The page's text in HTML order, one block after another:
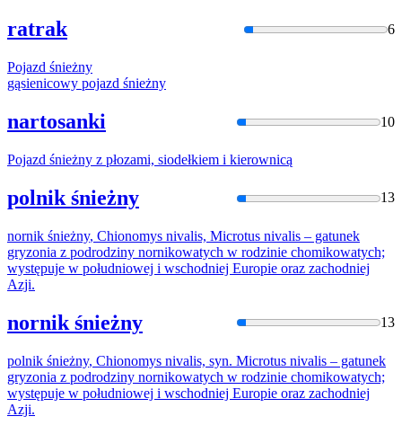
ratrak 6
Pojazd śnieżny
gąsienicowy pojazd śnieżny
nartosanki 10
Pojazd śnieżny z płozami, siodełkiem i kierownicą
polnik śnieżny 13
nornik śnieżny, Chionomys nivalis, Microtus nivalis – gatunek
gryzonia z podrodziny nornikowatych w rodzinie chomikowatych;
występuje w południowej i wschodniej Europie oraz zachodniej
Azji.
nornik śnieżny 13
polnik śnieżny, Chionomys nivalis, syn. Microtus nivalis – gatunek
gryzonia z podrodziny nornikowatych w rodzinie chomikowatych;
występuje w południowej i wschodniej Europie oraz zachodniej
Azji.